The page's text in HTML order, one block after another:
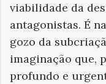
viabilidade da
antagonistas. É
gozo da sub
imaginação que,
profundo e